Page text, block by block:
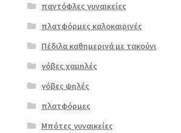
Επιλο
γή
παντόφλες γυναικείες
πλατφόρμες καλοκαιρινές
Πέδιλα καθημερινά με τακούνι
γόβες χαμηλές
γόβες ψηλές
πλατφόρμες
Μπότες γυναικείες